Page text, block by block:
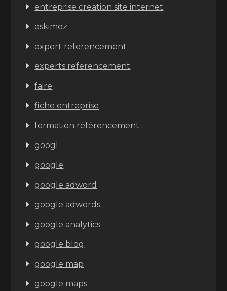
entreprise creation site internet
eskimoz
expert referencement
experts referencement
faire
fiche entreprise
formation référencement
googl
google
google adword
google adwords
google analytics
google blog
google map
google maps